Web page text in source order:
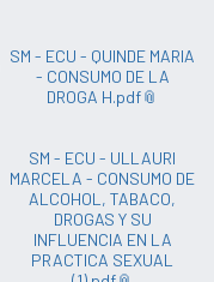
SM - ECU - QUINDE MARIA
- CONSUMO DE LA
DROGA H.pdf
SM - ECU - ULLAURI
MARCELA - CONSUMO DE
ALCOHOL, TABACO,
DROGAS Y SU
INFLUENCIA EN LA
PRACTICA SEXUAL